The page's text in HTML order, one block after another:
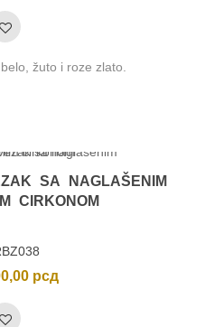
žuto i roze zlato.
SA NAGLAŠENIM
CIRKONOM
рсд